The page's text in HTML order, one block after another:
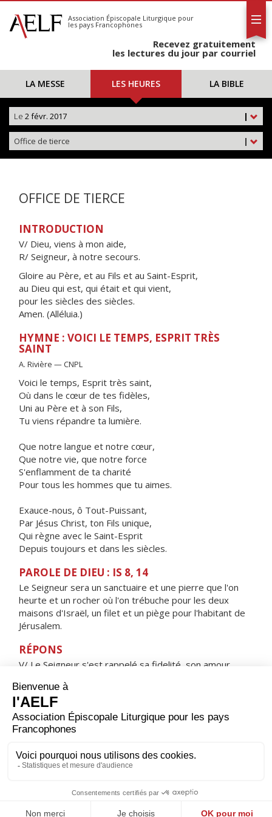
S'abonner
Calendrier
Association Épiscopale Liturgique pour
les pays Francophones
Recevez gratuitement
les lectures du jour par courriel
LA MESSE LES HEURES LA BIBLE
|
Le 2 févr. 2017
|
Office de tierce
OFFICE DE TIERCE
INTRODUCTION
V/ Dieu, viens à mon aide,
R/ Seigneur, à notre secours.
Gloire au Père, et au Fils et au Saint-Esprit,
au Dieu qui est, qui était et qui vient,
pour les siècles des siècles.
Amen. (Alléluia.)
HYMNE : VOICI LE TEMPS, ESPRIT TRÈS
SAINT
A. Rivière — CNPL
Voici le temps, Esprit très saint,
Où dans le cœur de tes fidèles,
Uni au Père et à son Fils,
Tu viens répandre ta lumière.
Que notre langue et notre cœur,
Que notre vie, que notre force
S'enflamment de ta charité
Pour tous les hommes que tu aimes.
Exauce-nous, ô Tout-Puissant,
Par Jésus Christ, ton Fils unique,
Qui règne avec le Saint-Esprit
Depuis toujours et dans les siècles.
PAROLE DE DIEU : IS 8, 14
Le Seigneur sera un sanctuaire et une pierre que l'on
heurte et un rocher où l'on trébuche pour les deux
maisons d'Israël, un filet et un piège pour l'habitant de
Jérusalem.
RÉPONS
V/ Le Seigneur s'est rappelé sa fidelité, son amour,
ORAISON
Dieu éternel et tout-puissant, nous t'adressons cette
humble prière : puisque ton Fils unique, ayant revêtu
que nous puissions aussi, avec une âme purifiée, nous
présenter devant toi.